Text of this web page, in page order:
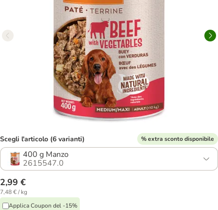
Scegli l'articolo (6 varianti) % extra sconto disponibile
400 g Manzo
2615547.0
2,99 €
7,48 € / kg
Applica Coupon del -15%